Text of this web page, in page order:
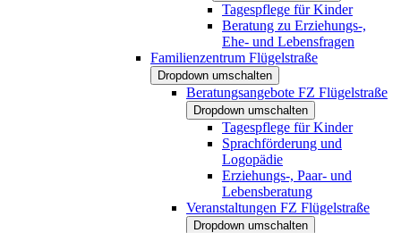
Tagespflege für Kinder
Beratung zu Erziehungs-,
Ehe- und Lebensfragen
Familienzentrum Flügelstraße
Dropdown umschalten
Beratungsangebote FZ Flügelstraße
Dropdown umschalten
Tagespflege für Kinder
Sprachförderung und
Logopädie
Erziehungs-, Paar- und
Lebensberatung
Veranstaltungen FZ Flügelstraße
Dropdown umschalten